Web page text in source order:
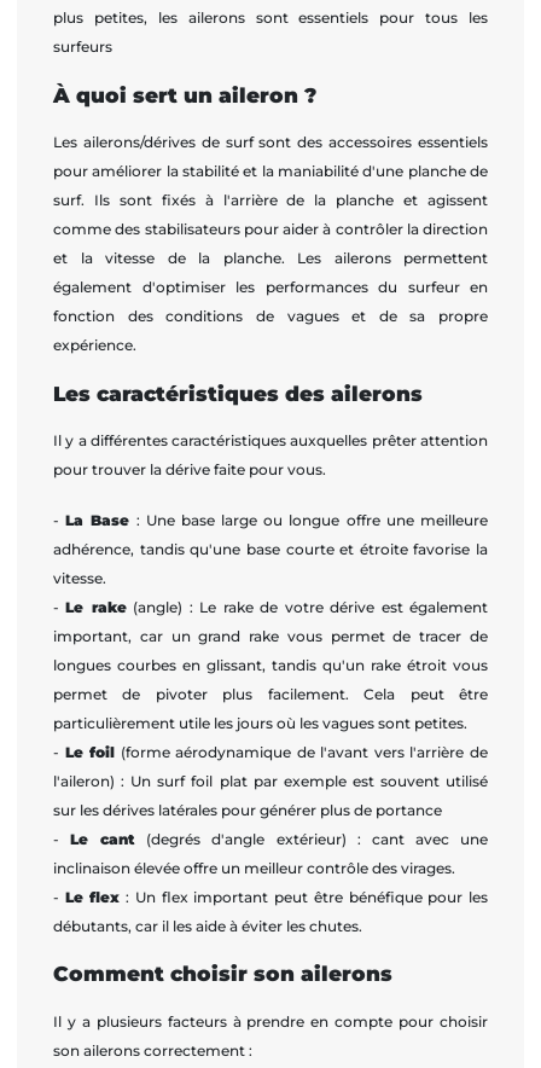
plus petites, les ailerons sont essentiels pour tous les
surfeurs
À quoi sert un aileron ?
Les ailerons/dérives de surf sont des accessoires essentiels
pour améliorer la stabilité et la maniabilité d'une planche de
surf. Ils sont fixés à l'arrière de la planche et agissent
comme des stabilisateurs pour aider à contrôler la direction
et la vitesse de la planche. Les ailerons permettent
également d'optimiser les performances du surfeur en
fonction des conditions de vagues et de sa propre
expérience.
Les caractéristiques des ailerons
Il y a différentes caractéristiques auxquelles prêter attention
pour trouver la dérive faite pour vous.
-La Base : Une base large ou longue offre une meilleure
adhérence, tandis qu'une base courte et étroite favorise la
vitesse.
-Le rake(angle) : Le rake de votre dérive est également
important, car un grand rake vous permet de tracer de
longues courbes en glissant, tandis qu'un rake étroit vous
permet de pivoter plus facilement. Cela peut être
particulièrement utile les jours où les vagues sont petites.
- Le foil (forme aérodynamique de l'avant vers l'arrière de
l'aileron) : Un surf foil plat par exemple est souvent utilisé
sur les dérives latérales pour générer plus de portance
-Le cant (degrés d'angle extérieur) : cant avec une
inclinaison élevée offre un meilleur contrôle des virages.
- Le flex : Un flex important peut être bénéfique pour les
débutants, car il les aide à éviter les chutes.
Comment choisir son ailerons
Il y a plusieurs facteurs à prendre en compte pour choisir
son ailerons correctement :